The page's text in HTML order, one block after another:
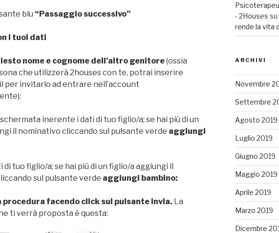
blu “Passaggio successivo”
i tuoi dati
nome e cognome dell’altro genitore(ossia
che utilizzerà 2houses con te, potrai inserire
per invitarlo ad entrare nell’account
inerente i dati di tuo figlio/a; se hai più di un
il nominativo cliccando sul pulsante verde aggiungi
di tuo figlio/a; se hai più di un figlio/a aggiungi il
sul pulsante verde aggiungi bambino:
procedura facendo click sul pulsante invia. La
ti verrà proposta è questa:
- 2Houses su
rende la vita
ARCHIVI
Novembre
Settembre
Agosto 2019
Luglio 2019
Giugno 2019
Maggio 2019
Aprile 2019
Marzo 2019
Dicembre